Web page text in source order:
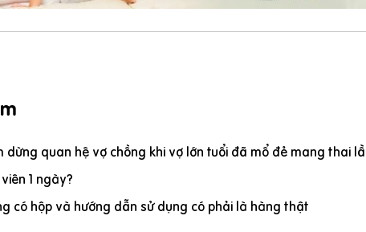
dừng quan hệ vợ chồng khi vợ lớn tuổi đã mổ đẻ mang thai
1 ngày?
có hộp và hướng dẫn sử dụng có phải là hàng thật